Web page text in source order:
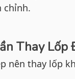
chỉnh.
Thay
nên thay lốp